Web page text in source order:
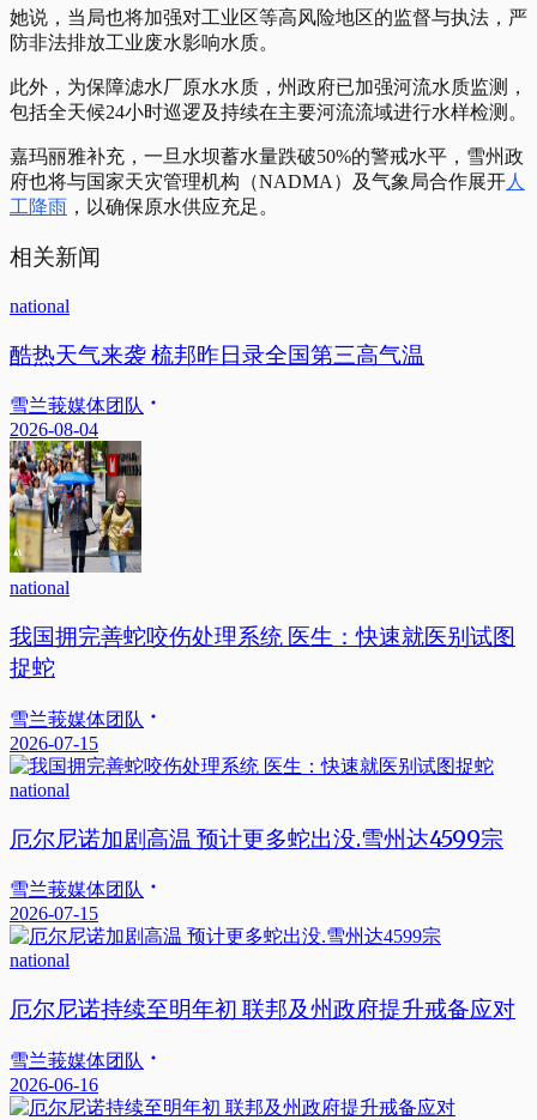
她说，当局也将加强对工业区等高风险地区的监督与执法，严
防非法排放工业废水影响水质。
此外，为保障滤水厂原水水质，州政府已加强河流水质监测，
包括全天候24小时巡逻及持续在主要河流流域进行水样检测。
嘉玛丽雅补充，一旦水坝蓄水量跌破50%的警戒水平，雪州政
府也将与国家天灾管理机构（NADMA）及气象局合作展开人
工降雨 ，以确保原水供应充足。
相关新闻
national
酷热天气来袭 梳邦昨日录全国第三高气温
雪兰莪媒体团队
2026-08-04
national
我国拥完善蛇咬伤处理系统 医生：快速就医别试图
捉蛇
雪兰莪媒体团队
2026-07-15
national
厄尔尼诺加剧高温 预计更多蛇出没.雪州达4599宗
雪兰莪媒体团队
2026-07-15
national
厄尔尼诺持续至明年初 联邦及州政府提升戒备应对
雪兰莪媒体团队
2026-06-16